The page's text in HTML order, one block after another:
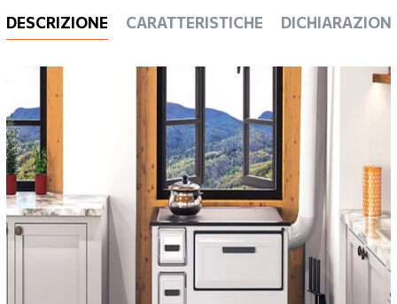
DESCRIZIONE CARATTERISTICHE